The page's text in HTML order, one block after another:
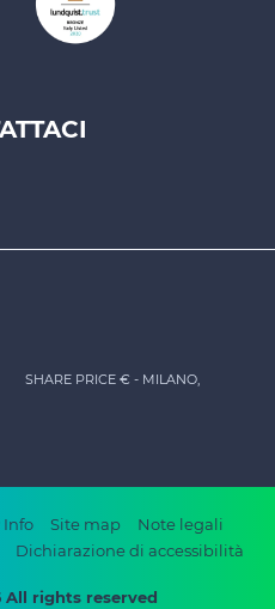
SHARE PRICE € - MILANO,
Info Site map
Note legali
Dichiarazione di accessibilità
rights reserved